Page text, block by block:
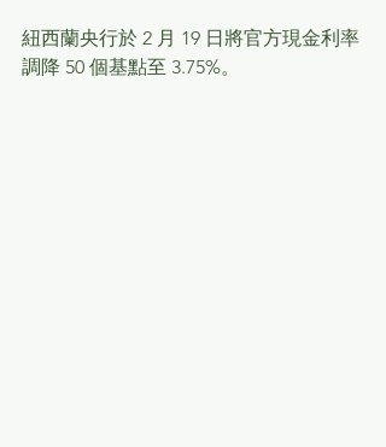
紐西蘭央行於 2 月 19 日將官方現金利率
調降 50 個基點至 3.75%。